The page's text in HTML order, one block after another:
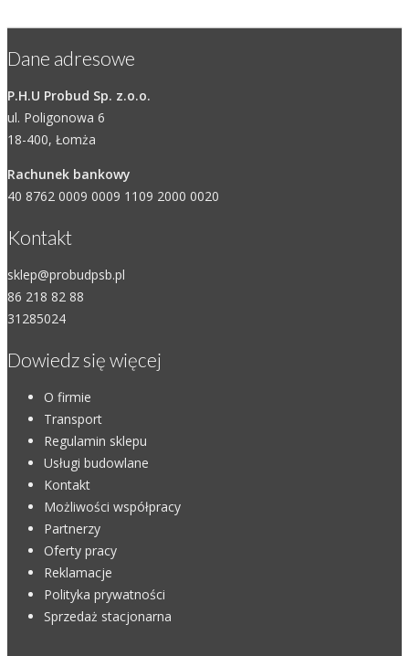
Dane adresowe
P.H.U Probud Sp. z.o.o.
ul. Poligonowa 6
18-400, Łomża
Rachunek bankowy
40 8762 0009 0009 1109 2000 0020
Kontakt
sklep@probudpsb.pl
86 218 82 88
31285024
Dowiedz się więcej
O firmie
Transport
Regulamin sklepu
Usługi budowlane
Kontakt
Możliwości współpracy
Partnerzy
Oferty pracy
Reklamacje
Polityka prywatności
Sprzedaż stacjonarna